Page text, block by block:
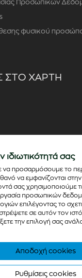
Προσωπικών
φυσικού
ΣΤΟ ΧΑΡΤΗ
2026 - colorato.net All
byThinx - Running on
ιδιωτικότητά σας
να προσαρμόσουμε το
να εμφανίζονται
σας χρησιμοποιούμε
προσωπικών
επιλέγοντας το
σε αυτόν τον
την επιλογή σας
Αποδοχή cookies
Ρυθμίσεις cookies